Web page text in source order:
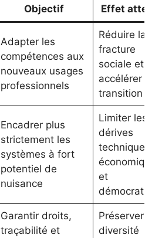
Objectif Effet
Adapter les
compétences aux
nouveaux usages
professionnels
Réduire la
fracture
sociale et
accélérer la
transition
Encadrer plus
strictement les
systèmes à fort
potentiel de
nuisance
Limiter les
dérives
techniques,
économiques
et
Garantir droits,
traçabilité et
Préserver la
diversité